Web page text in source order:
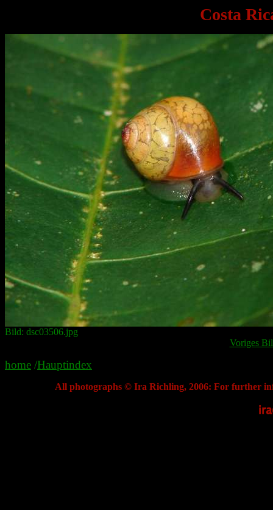
Costa
Bild: dsc03506.jpg
Voriges
home /Hauptindex
All photographs © Ira Richling, 2006: For further